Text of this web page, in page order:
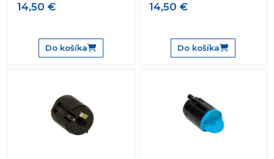
14,50 €
Do košíka
14,50 €
Do košíka